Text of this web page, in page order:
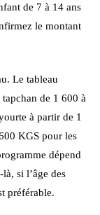
de 7 à 14 ans
le montant
Le tableau
de 1 600 à
à partir de 1
KGS pour les
dépend
si l’âge des
préférable.